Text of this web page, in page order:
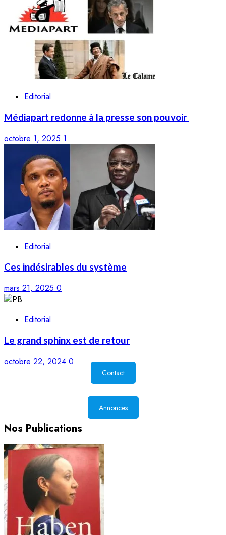
Editorial
Médiapart redonne à la presse son pouvoir
octobre 1, 2025 1
Editorial
Ces indésirables du système
mars 21, 2025 0
Editorial
Le grand sphinx est de retour
octobre 22, 2024 0
Contact
Annonces
Nos Publications